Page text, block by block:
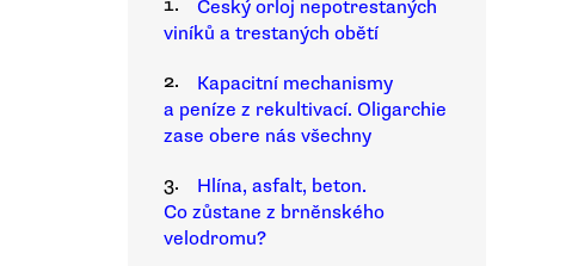
1.
Český orloj nepotrestaných
viníků a trestaných obětí
2.
Kapacitní mechanismy
a peníze z rekultivací. Oligarchie
zase obere nás všechny
3.
Hlína, asfalt, beton.
Co zůstane z brněnského
velodromu?